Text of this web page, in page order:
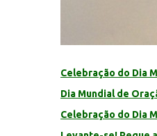
Celebração do Dia
Dia Mundial de
Celebração do Dia